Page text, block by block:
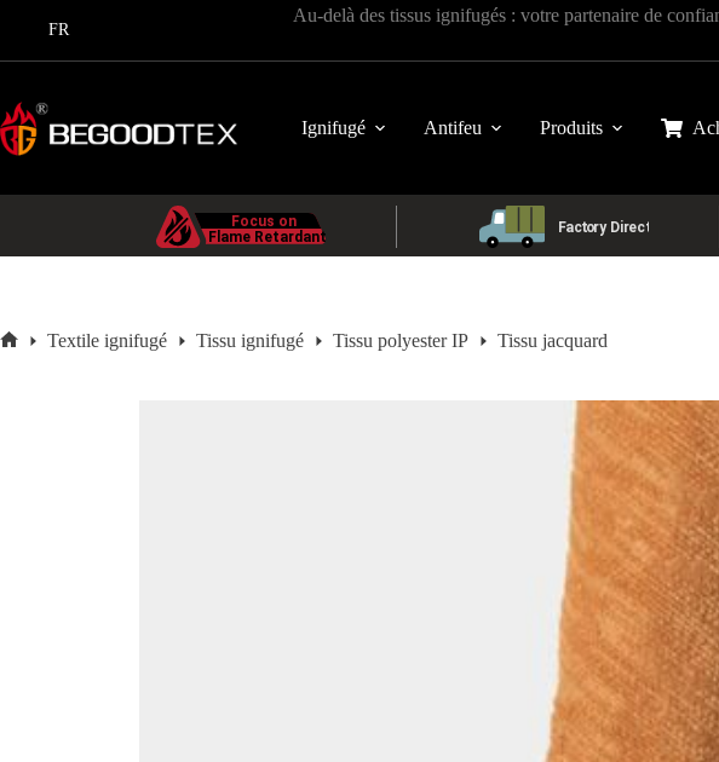
FR
Au-delà des tissus ignifugés : votre partenaire de
Ignifugé Antifeu Produits
Textile ignifugé Tissu ignifugé Tissu polyester IP Tissu jacquard